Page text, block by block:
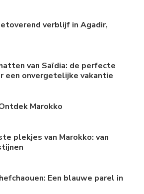
verblijf in Agadir,
van Saïdia: de perfecte
een onvergetelijke vakantie
Marokko
plekjes van Marokko: van
Een blauwe parel in